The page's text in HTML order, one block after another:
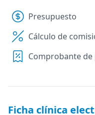
Presupuesto
Cálculo de
Comprobante de
Ficha clínica